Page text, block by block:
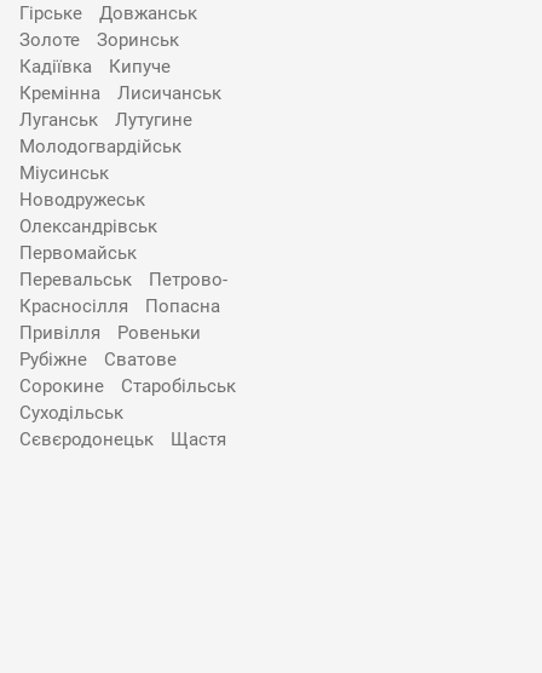
Гірське
Довжанськ
Золоте
Зоринськ
Кадіївка
Кипуче
Кремінна
Лисичанськ
Луганськ
Лутугине
Молодогвардійськ
Міусинськ
Новодружеськ
Олександрівськ
Первомайськ
Перевальськ
Петрово-
Красносілля
Попасна
Привілля
Ровеньки
Рубіжне
Сватове
Сорокине
Старобільськ
Суходільськ
Сєвєродонецьк
Щастя